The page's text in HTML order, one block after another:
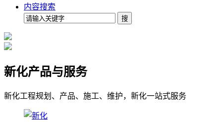
内容搜索
新化产品与服务
新化工程规划、产品、施工、维护，新化一站式服务